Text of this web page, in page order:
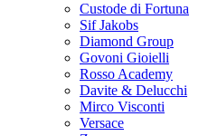
Custode di Fortuna
Sif Jakobs
Diamond Group
Govoni Gioielli
Rosso Academy
Davite & Delucchi
Mirco Visconti
Versace